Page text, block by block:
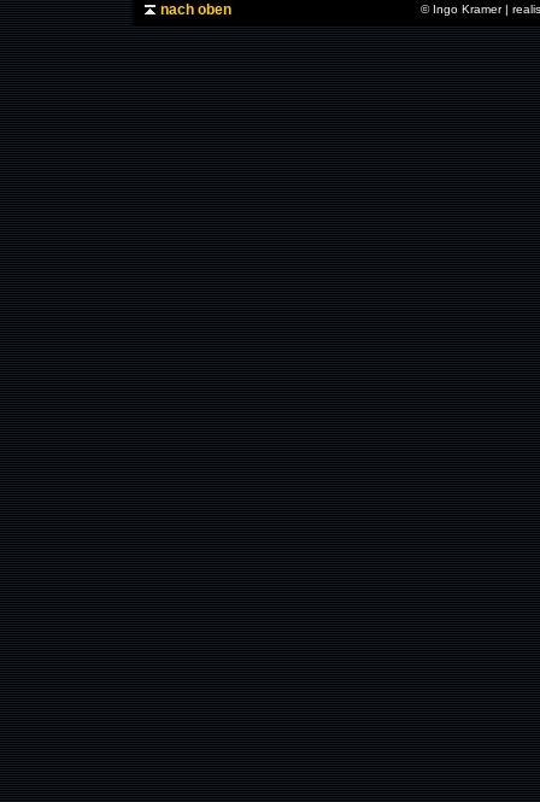
nach oben © Ingo Kramer |